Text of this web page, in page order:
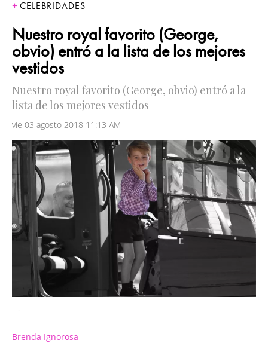
CELEBRIDADES
Nuestro royal favorito (George,
obvio) entró a la lista de los mejores
vestidos
Nuestro royal favorito (George, obvio) entró a la
lista de los mejores vestidos
vie 03 agosto 2018 11:13 AM
-
Brenda Ignorosa